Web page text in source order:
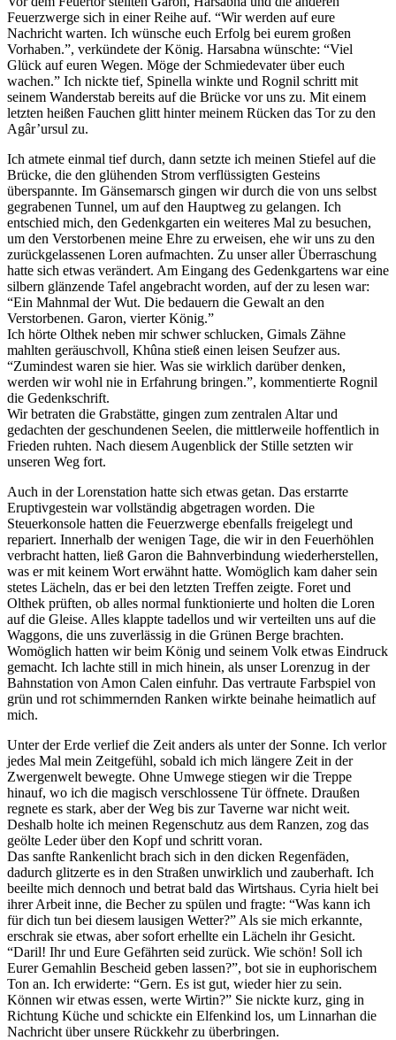
Feuerzwerge sich in einer Reihe auf. “Wir werden auf eure
Nachricht warten. Ich wünsche euch Erfolg bei eurem großen
Vorhaben.”, verkündete der König. Harsabna wünschte: “Viel
Glück auf euren Wegen. Möge der Schmiedevater über euch
wachen.” Ich nickte tief, Spinella winkte und Rognil schritt mit
seinem Wanderstab bereits auf die Brücke vor uns zu. Mit einem
letzten heißen Fauchen glitt hinter meinem Rücken das Tor zu den
Agâr’ursul zu.
Ich atmete einmal tief durch, dann setzte ich meinen Stiefel auf die
Brücke, die den glühenden Strom verflüssigten Gesteins
überspannte. Im Gänsemarsch gingen wir durch die von uns selbst
gegrabenen Tunnel, um auf den Hauptweg zu gelangen. Ich
entschied mich, den Gedenkgarten ein weiteres Mal zu besuchen,
um den Verstorbenen meine Ehre zu erweisen, ehe wir uns zu den
zurückgelassenen Loren aufmachten. Zu unser aller Überraschung
hatte sich etwas verändert. Am Eingang des Gedenkgartens war eine
silbern glänzende Tafel angebracht worden, auf der zu lesen war:
“Ein Mahnmal der Wut. Die bedauern die Gewalt an den
Verstorbenen. Garon, vierter König.”
Ich hörte Olthek neben mir schwer schlucken, Gimals Zähne
mahlten geräuschvoll, Khûna stieß einen leisen Seufzer aus.
“Zumindest waren sie hier. Was sie wirklich darüber denken,
werden wir wohl nie in Erfahrung bringen.”, kommentierte Rognil
die Gedenkschrift.
Wir betraten die Grabstätte, gingen zum zentralen Altar und
gedachten der geschundenen Seelen, die mittlerweile hoffentlich in
Frieden ruhten. Nach diesem Augenblick der Stille setzten wir
unseren Weg fort.
Auch in der Lorenstation hatte sich etwas getan. Das erstarrte
Eruptivgestein war vollständig abgetragen worden. Die
Steuerkonsole hatten die Feuerzwerge ebenfalls freigelegt und
repariert. Innerhalb der wenigen Tage, die wir in den Feuerhöhlen
verbracht hatten, ließ Garon die Bahnverbindung wiederherstellen,
was er mit keinem Wort erwähnt hatte. Womöglich kam daher sein
stetes Lächeln, das er bei den letzten Treffen zeigte. Foret und
Olthek prüften, ob alles normal funktionierte und holten die Loren
auf die Gleise. Alles klappte tadellos und wir verteilten uns auf die
Waggons, die uns zuverlässig in die Grünen Berge brachten.
Womöglich hatten wir beim König und seinem Volk etwas Eindruck
gemacht. Ich lachte still in mich hinein, als unser Lorenzug in der
Bahnstation von Amon Calen einfuhr. Das vertraute Farbspiel von
grün und rot schimmernden Ranken wirkte beinahe heimatlich auf
mich.
Unter der Erde verlief die Zeit anders als unter der Sonne. Ich verlor
jedes Mal mein Zeitgefühl, sobald ich mich längere Zeit in der
Zwergenwelt bewegte. Ohne Umwege stiegen wir die Treppe
hinauf, wo ich die magisch verschlossene Tür öffnete. Draußen
regnete es stark, aber der Weg bis zur Taverne war nicht weit.
Deshalb holte ich meinen Regenschutz aus dem Ranzen, zog das
geölte Leder über den Kopf und schritt voran.
Das sanfte Rankenlicht brach sich in den dicken Regenfäden,
dadurch glitzerte es in den Straßen unwirklich und zauberhaft. Ich
beeilte mich dennoch und betrat bald das Wirtshaus. Cyria hielt bei
ihrer Arbeit inne, die Becher zu spülen und fragte: “Was kann ich
für dich tun bei diesem lausigen Wetter?” Als sie mich erkannte,
erschrak sie etwas, aber sofort erhellte ein Lächeln ihr Gesicht.
“Daril! Ihr und Eure Gefährten seid zurück. Wie schön! Soll ich
Eurer Gemahlin Bescheid geben lassen?”, bot sie in euphorischem
Ton an. Ich erwiderte: “Gern. Es ist gut, wieder hier zu sein.
Können wir etwas essen, werte Wirtin?” Sie nickte kurz, ging in
Richtung Küche und schickte ein Elfenkind los, um Linnarhan die
Nachricht über unsere Rückkehr zu überbringen.